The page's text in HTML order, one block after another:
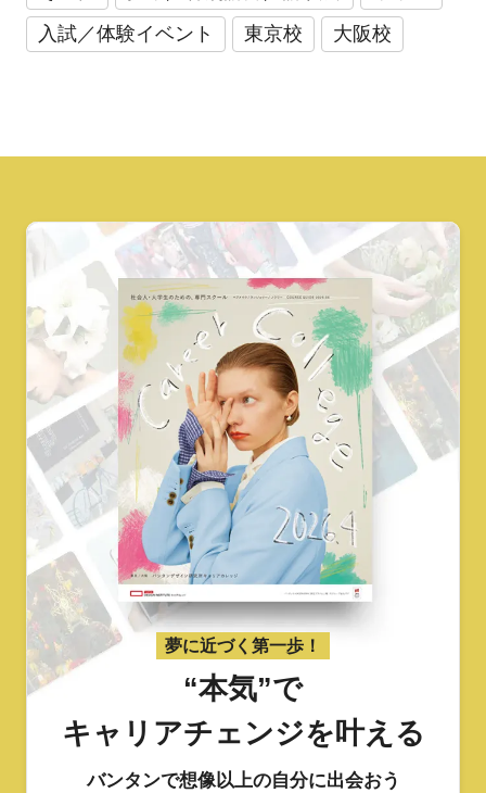
入試／体験イベント
東京校 大阪校
夢に近づく第一歩！
“本気”で
キャリアチェンジを叶える
バンタンで想像以上の自分に出会おう